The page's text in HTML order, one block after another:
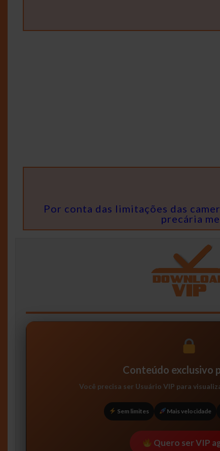
Por conta das limitações das
precária
Conteúdo exclusivo
Você precisa ser Usuário VIP para
Sem limites Mais velocidade
Quero ser VIP